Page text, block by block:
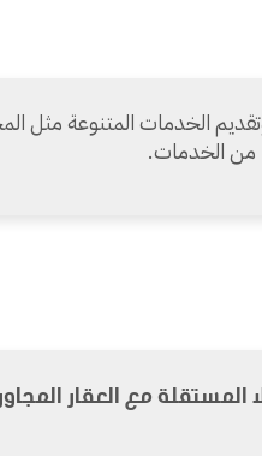
الخدمات المتنوعة مثل
من الخدمات.
مع العقار المجاور